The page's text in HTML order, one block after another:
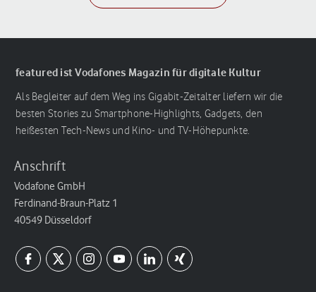
featured ist Vodafones Magazin für digitale Kultur
Als Begleiter auf dem Weg ins Gigabit-Zeitalter liefern wir die
besten Stories zu Smartphone-Highlights, Gadgets, den
heißesten Tech-News und Kino- und TV-Höhepunkte.
Anschrift
Vodafone GmbH
Ferdinand-Braun-Platz 1
40549 Düsseldorf